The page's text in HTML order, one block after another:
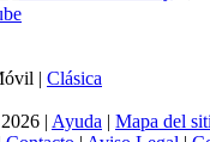
| Clásica
| Ayuda | Mapa del